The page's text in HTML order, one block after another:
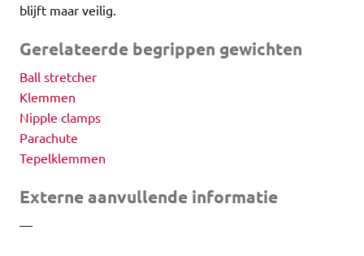
blijft maar veilig.
Gerelateerde begrippen gewichten
Ball stretcher
Klemmen
Nipple clamps
Parachute
Tepelklemmen
Externe aanvullende informatie
—